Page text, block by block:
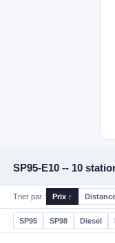
SP95-E10 -- 10
Trier par : Prix ↑
SP95 SP98 Diesel